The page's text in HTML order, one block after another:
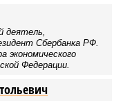
деятель,
Сбербанка РФ.
экономического
Федерации.